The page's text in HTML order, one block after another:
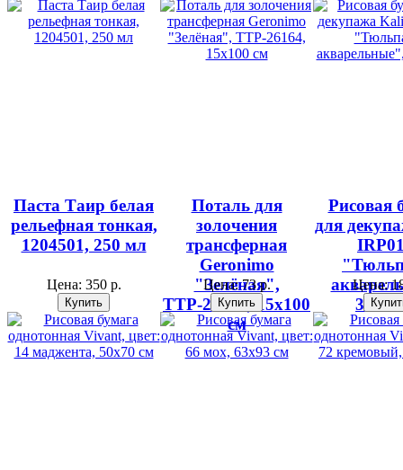
Паста Таир белая
рельефная тонкая,
1204501, 250 мл
Цена: 350 р.
Поталь для
золочения
трансферная
Geronimo
"Зелёная",
ТТР-26164, 15х100
см
Цена:73 р.
Рисовая
для
Цена: